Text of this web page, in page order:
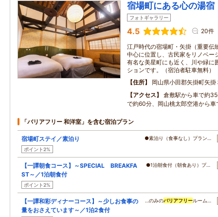
宿場町にある心の湯
フォトギャラリー
4.5 20件
江戸時代の宿場町・矢掛（重要伝
中心に位置し、古民家をリノベー
有名な美星町にも近く、川や緑に
ションです。（宿泊者駐車無料）
住所
岡山県小田郡矢掛町矢
アクセス
倉敷駅から車で約
で約60分、岡山桃太郎空港から
「バリアフリー 和洋室」を含む宿泊プラン
宿場町ステイ／素泊り
ポイント2%
●素泊り（食事なし）プラン…
【一譚朝食コース】～SPECIAL BREAKFA
ST～／1泊朝食付
ポイント2%
●1泊朝食付（朝食あり）プ…
【一譚和彩ディナーコース】～少しお食事の
量をおさえています～／1泊2食付
…のみのバリアフリールーム…